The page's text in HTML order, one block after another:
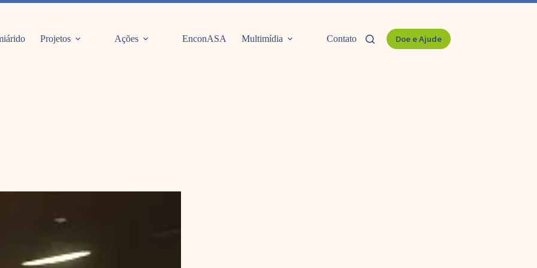
Projetos Ações EnconASA Multimídia Contato Doe e Ajude